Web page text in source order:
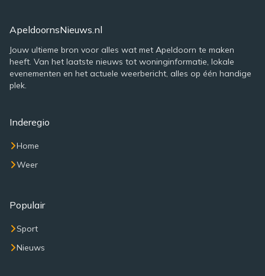
ApeldoornsNieuws.nl
Jouw ultieme bron voor alles wat met Apeldoorn te maken
heeft. Van het laatste nieuws tot woninginformatie, lokale
evenementen en het actuele weerbericht, alles op één handige
plek.
Inderegio
Home
Weer
Populair
Sport
Nieuws